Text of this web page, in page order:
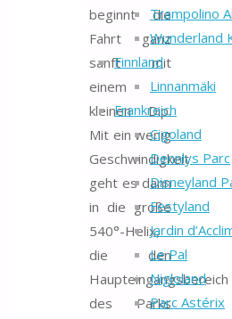
Trampolino
Wunderland
Finnland
Linnanmäki
Frankreich
Cigoland
Dennlys Parc
Disneyland
Festyland
Jardin
Le Pal
Nigloland
Parc Astérix
beginnt die
Fahrt ganz
sanft mit
einem
kleinen Dip.
Mit ein wenig
Geschwindigkeit
geht es dann
in die große
540°-Helix,
die den
Haupteingangsbereich
des Parks